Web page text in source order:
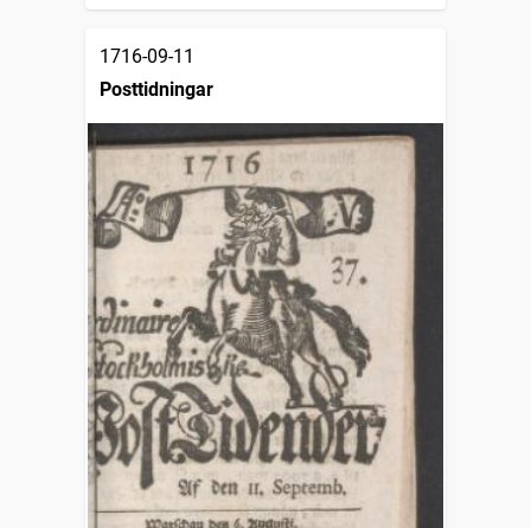
1716-09-11
Posttidningar